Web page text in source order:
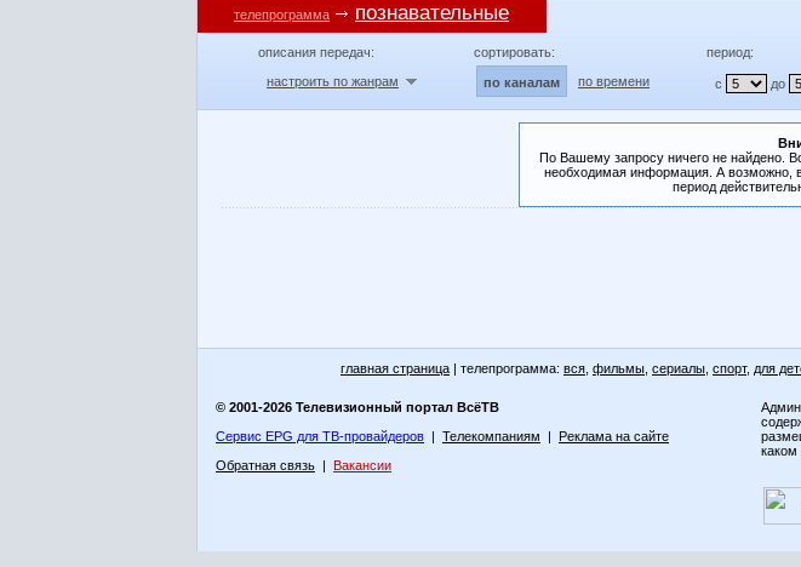
телепрограмма познавательные
описания передач:
настроить по жанрам
сортировать:
по каналам по времени
период:
с до
По Вашему запросу ничего не найдено.
необходимая информация. А возможно,
период
главная страница | телепрограмма: вся фильмы сериалы спорт, для
© 2001-2026 Телевизионный портал ВсёТВ
Сервис EPG для ТВ-провайдеров | Телекомпаниям | Реклама на сайте
Обратная связь | Вакансии
каком